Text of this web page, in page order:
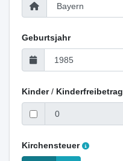
Geburtsjahr
Kinder/ Kinderfreibetrag
Kirchensteuer